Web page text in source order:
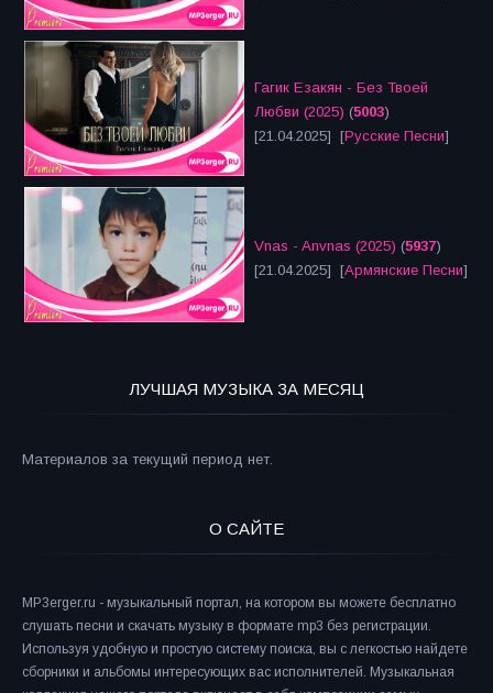
Гагик Езакян - Без Твоей
Любви (2025) (5003)
[21.04.2025] [Русские Песни]
Vnas - Anvnas (2025) (5937)
[21.04.2025] [Армянские Песни]
ЛУЧШАЯ МУЗЫКА ЗА МЕСЯЦ
Материалов за текущий период нет.
О САЙТЕ
MP3erger.ru - музыкальный портал, на котором вы можете бесплатно
слушать песни и скачать музыку в формате mp3 без регистрации.
Используя удобную и простую систему поиска, вы с легкостью найдете
сборники и альбомы интересующих вас исполнителей. Музыкальная